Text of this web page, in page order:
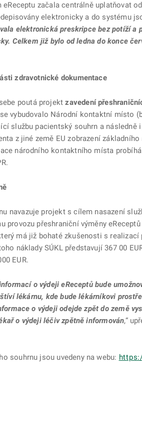
začala centrálně uplatňovat
elektronicky a do systému
elektronická preskripce bez potíží
Celkem již bylo od ledna do konce
zdravotnické dokumentace
poutá projektzavedení
vybudovalo Národní kontaktní místo
službu pacientský souhrn a následně
z jiné země EU zobrazení
národního kontaktního místa
navazuje projekt s cílem nasazení
provozu přeshraniční výměny
má již bohaté zkušenosti s
náklady SÚKL představují 367 00
EUR.
o výdeji eReceptů bude
lékárnu, kde bude lékárníkovi
o výdeji odejde zpět do země
o výdeji léčiv zpětně informován,“
souhrnu jsou uvedeny na webu: